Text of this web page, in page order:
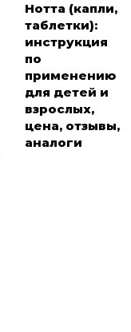
Нотта (капли,
таблетки):
инструкция
по
применению
для детей и
взрослых,
цена, отзывы,
аналоги